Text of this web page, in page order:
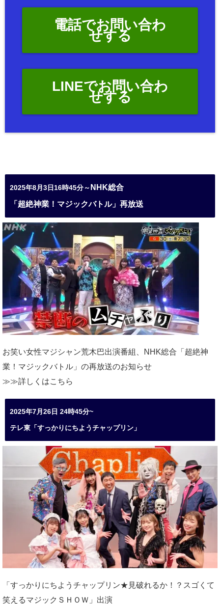
電話でお問い合わ
せする
LINEでお問い合わ
せする
2025年8月3日16時45分～ NHK総合
「超絶神業！マジックバトル」再放送
お笑い女性マジシャン荒木巴出演番組、
NHK総合「超絶神
業！マジックバトル」の再放送のお知らせ
≫≫詳しくはこちら
2025年7月26日 24時45分~
テレ東「すっかりにちようチャップリン」
「すっかりにちようチャップリン★見破れるか！？スゴくて
笑えるマジックＳＨＯＷ」出演